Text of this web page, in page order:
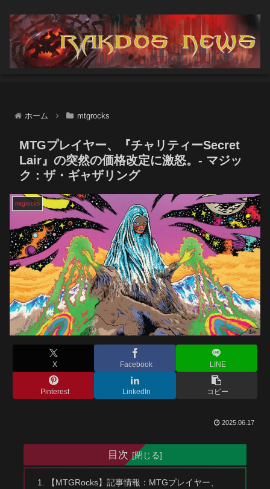
ホーム mtgrocks
MTGプレイヤー、『チャリティーSecret
Lair』の突然の価格改定に激怒。- マジッ
ク：ザ・ギャザリング
mtgrocks
X Facebook LINE
Pinterest LinkedIn コピー
2025.06.17
目次
【MTGRocks】記事情報：MTGプレイヤー、